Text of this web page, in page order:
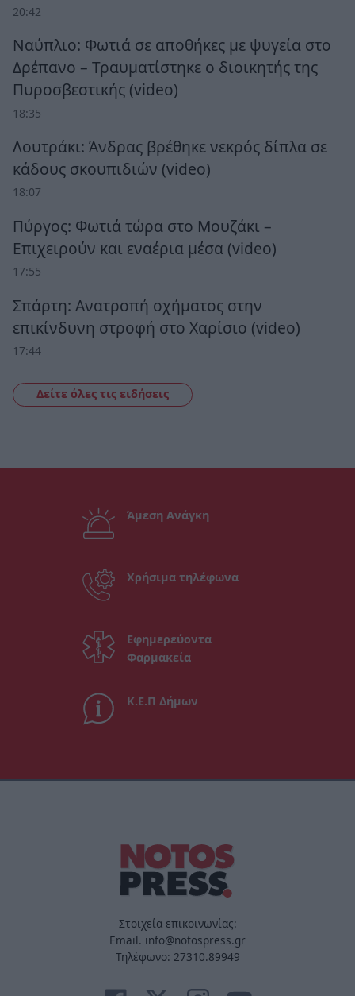
20:42
Ναύπλιο: Φωτιά σε αποθήκες με ψυγεία στο
Δρέπανο – Τραυματίστηκε ο διοικητής της
Πυροσβεστικής (video)
18:35
Λουτράκι: Άνδρας βρέθηκε νεκρός δίπλα σε
κάδους σκουπιδιών (video)
18:07
Πύργος: Φωτιά τώρα στο Μουζάκι –
Επιχειρούν και εναέρια μέσα (video)
17:55
Σπάρτη: Ανατροπή οχήματος στην
επικίνδυνη στροφή στο Χαρίσιο (video)
17:44
Δείτε όλες τις ειδήσεις
Άμεση Ανάγκη
Χρήσιμα τηλέφωνα
Εφημερεύοντα
Φαρμακεία
Κ.Ε.Π Δήμων
Στοιχεία επικοινωνίας:
Email. info@notospress.gr
Τηλέφωνο: 27310.89949